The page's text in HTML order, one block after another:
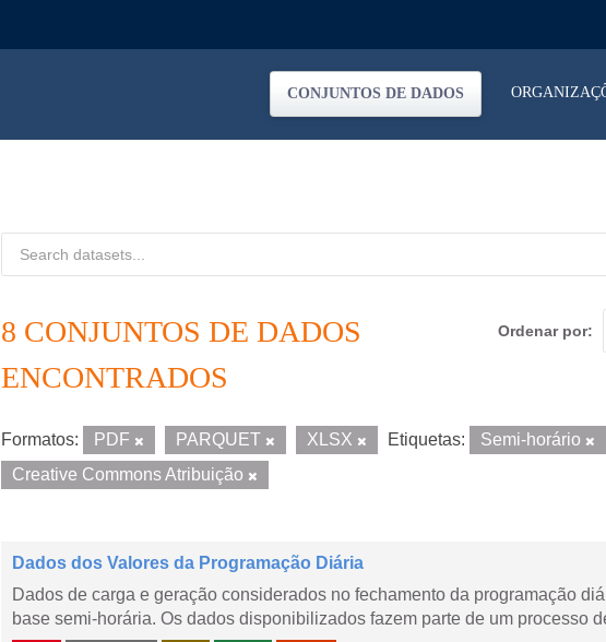
CONJUNTOS DE DADOS
Ordenar por
8 CONJUNTOS DE DADOS
ENCONTRADOS
Formatos: PDF PARQUET XLSX Etiquetas: Semi-horário
Creative Commons Atribuição
Dados dos Valores da Programação Diária
Dados de carga e geração considerados no fechamento da programação
base semi-horária. Os dados disponibilizados fazem parte de um processo